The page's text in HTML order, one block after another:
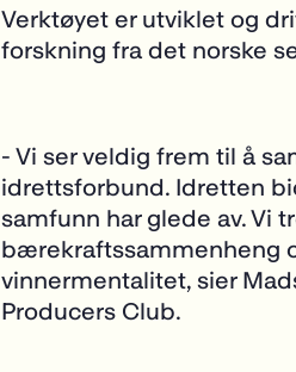
Verktøyet er utviklet og
forskning fra det norske
- Vi ser veldig frem til å
idrettsforbund. Idretten
samfunn har glede av. Vi
bærekraftssammenheng
vinnermentalitet, sier
Producers Club.